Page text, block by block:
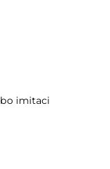
imitaci